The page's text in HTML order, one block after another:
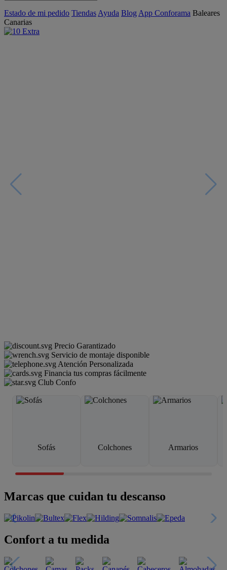
Estado de mi pedido Tiendas Ayuda Blog App Conforama Baleares
Canarias
Precio Garantizado
Servicio de montaje disponible
Atención Personalizada
Financia tus compras fácilmente
Club Confo
Sofás Colchones Armarios
Marcas que cuidan tu descanso
Confort a tu medida